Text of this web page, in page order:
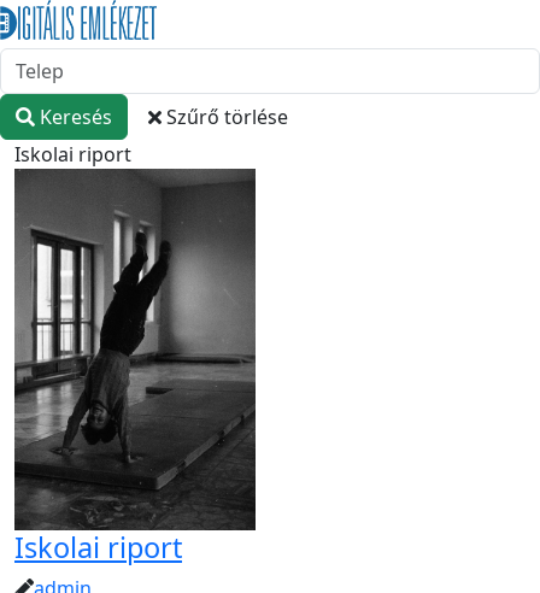
Keresés
Szűrő törlése
Iskolai riport
Iskolai riport